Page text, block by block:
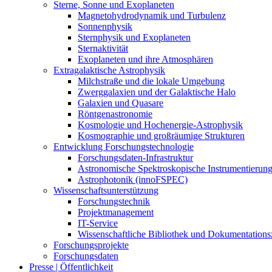
Sterne, Sonne und Exoplaneten
Magnetohydrodynamik und Turbulenz
Sonnenphysik
Sternphysik und Exoplaneten
Sternaktivität
Exoplaneten und ihre Atmosphären
Extragalaktische Astrophysik
Milchstraße und die lokale Umgebung
Zwerggalaxien und der Galaktische Halo
Galaxien und Quasare
Röntgenastronomie
Kosmologie und Hochenergie-Astrophysik
Kosmographie und großräumige Strukturen
Entwicklung Forschungstechnologie
Forschungsdaten-Infrastruktur
Astronomische Spektroskopische Instrumentierung
Astrophotonik (innoFSPEC)
Wissenschaftsunterstützung
Forschungstechnik
Projektmanagement
IT-Service
Wissenschaftliche Bibliothek und
Forschungsprojekte
Forschungsdaten
Presse | Öffentlichkeit